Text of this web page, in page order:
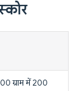
ग्राम में 200